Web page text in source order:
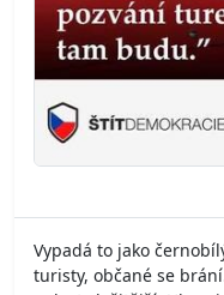
Vypadá to jako
turisty, občané se